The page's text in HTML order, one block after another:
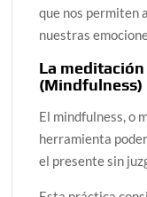
que nos permiten
nuestras
La
(Mindfulness)
El mindfulness, o
herramienta
el presente sin